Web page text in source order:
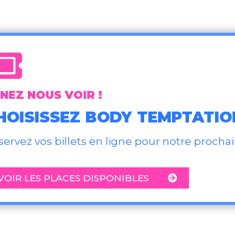
NOUS VOIR !
BODY
vos billets en ligne pour notre
LES PLACES DISPONIBLES